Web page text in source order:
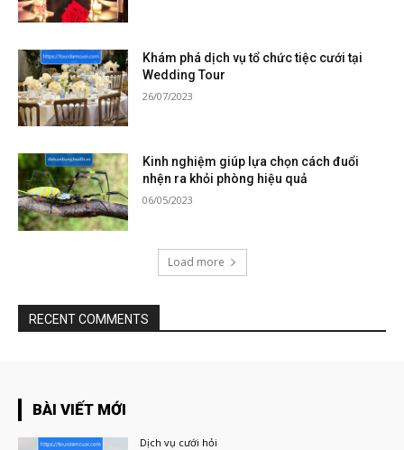
Khám phá dịch vụ tổ chức tiệc cưới tại
Wedding Tour
26/07/2023
Kinh nghiệm giúp lựa chọn cách đuổi
nhện ra khỏi phòng hiệu quả
06/05/2023
Load more
RECENT COMMENTS
BÀI VIẾT MỚI
Dịch vụ cưới hỏi